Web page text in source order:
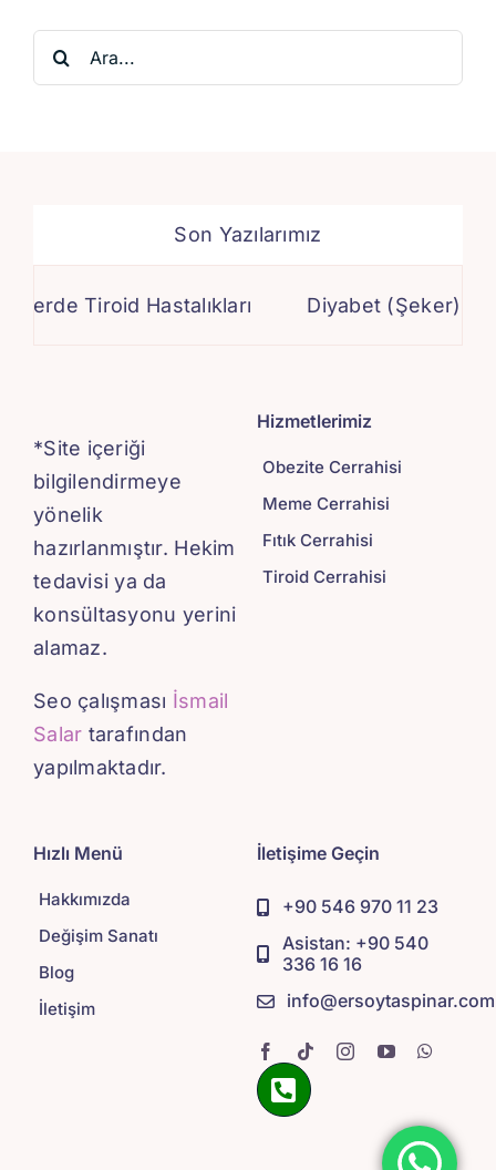
Ara:
Son Yazılarımız
Tiroid Hastalıkları Diyabet (Şeker)
*Site içeriği
bilgilendirmeye
yönelik
hazırlanmıştır. Hekim
tedavisi ya da
konsültasyonu yerini
alamaz.
Seo çalışması İsmail
Salar tarafından
yapılmaktadır.
Hizmetlerimiz
Obezite Cerrahisi
Meme Cerrahisi
Fıtık Cerrahisi
Tiroid Cerrahisi
Hızlı Menü
Hakkımızda
Değişim Sanatı
Blog
İletişim
İletişime Geçin
+90 546 970 11 23
Asistan: +90 540
336 16 16
info@ersoytaspinar.com